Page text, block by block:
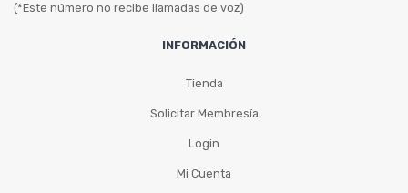
(*Este número no recibe llamadas de voz)
INFORMACIÓN
Tienda
Solicitar Membresía
Login
Mi Cuenta